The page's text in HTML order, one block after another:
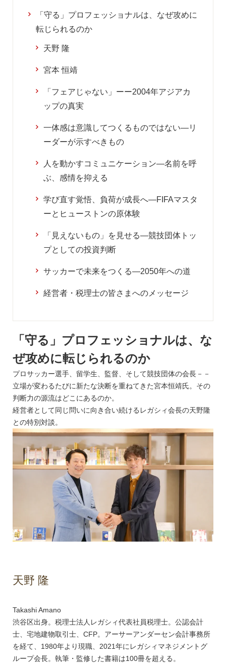
「守る」プロフェッショナルは、なぜ攻めに
転じられるのか
天野 隆
宮本 恒靖
「フェアじゃない」ーー2004年アジアカ
ップの真実
一体感は意識してつくるものではない―リ
ーダーが示すべきもの
人を動かすコミュニケーション―名前を呼
ぶ、感情を抑える
学び直す覚悟、負荷が成長へ―FIFAマスタ
ーとヒューストンの原体験
「見えないもの」を見せる―競技団体トッ
プとしての投資判断
サッカーで未来をつくる―2050年への道
経営者・税理士の皆さまへのメッセージ
「守る」プロフェッショナルは、な
ぜ攻めに転じられるのか
プロサッカー選手、留学生、監督、そして競技団体の会長－－
立場が変わるたびに新たな決断を重ねてきた宮本恒靖氏。その
判断力の源流はどこにあるのか。
経営者として同じ問いに向き合い続けるレガシィ会長の天野隆
との特別対談。
天野 隆
Takashi Amano
渋谷区出身。税理士法人レガシィ代表社員税理士。公認会計
士、宅地建物取引士、CFP。アーサーアンダーセン会計事務所
を経て、1980年より現職、2021年にレガシィマネジメントグ
ループ会長。執筆・監修した書籍は100冊を超える。